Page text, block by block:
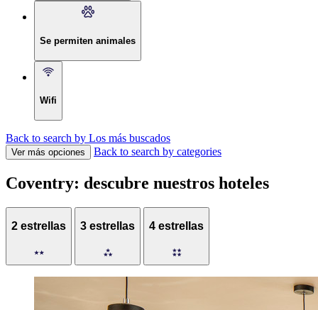
Se permiten animales
Wifi
Back to search by Los más buscados
Ver más opciones Back to search by categories
Coventry: descubre nuestros hoteles
2 estrellas 3 estrellas 4 estrellas